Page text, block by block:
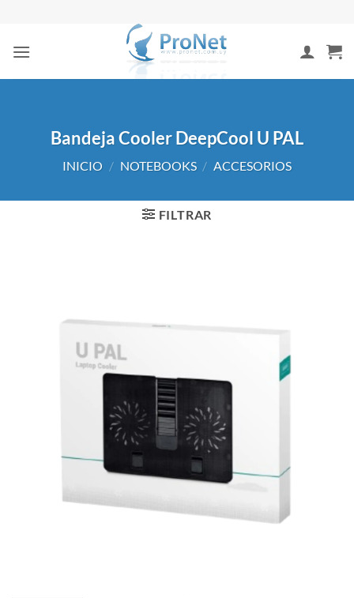
contenido
Bandeja Cooler DeepCool U PAL
INICIO / NOTEBOOKS / ACCESORIOS
FILTRAR